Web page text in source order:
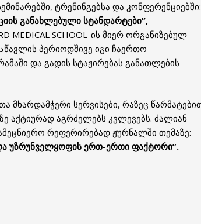
ტრენინგებსა და კონფერენციებში:
განახლებული სტანდარტები”,
MEDICAL SCHOOL-ის მიერ ორგანიზებულ
პერიოდშივე იგი ჩაერთო
და გადის სტაჟირებას განათლების
მხარდამჭერი სერვისები, რაზეც
აქტიურად აგრძელებს კვლევებს. ძალიან
რეფერირებად ჟურნალში თემაზე:
უზრუნველყოფის ერთ-ერთი ფაქტორი”.